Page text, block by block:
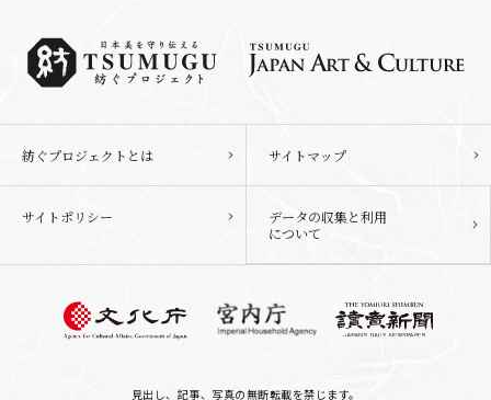
紡ぐプロジェクトとは サイトマップ
サイトポリシー
データの収集と利用
について
見出し、記事、写真の無断転載を禁じます。